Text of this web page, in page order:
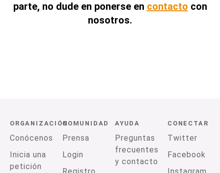
parte, no dude en ponerse en contacto con
nosotros.
ORGANIZACIÓN
Conócenos
Inicia una
petición
COMUNIDAD
Prensa
Login
AYUDA
Preguntas
frecuentes
y contacto
CONECTAR
Twitter
Facebook